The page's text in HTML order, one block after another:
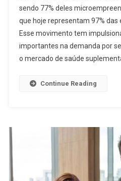
sendo 77% deles
que hoje representam 97% das
Esse movimento tem
importantes na demanda por
o mercado de saúde
Continue Reading